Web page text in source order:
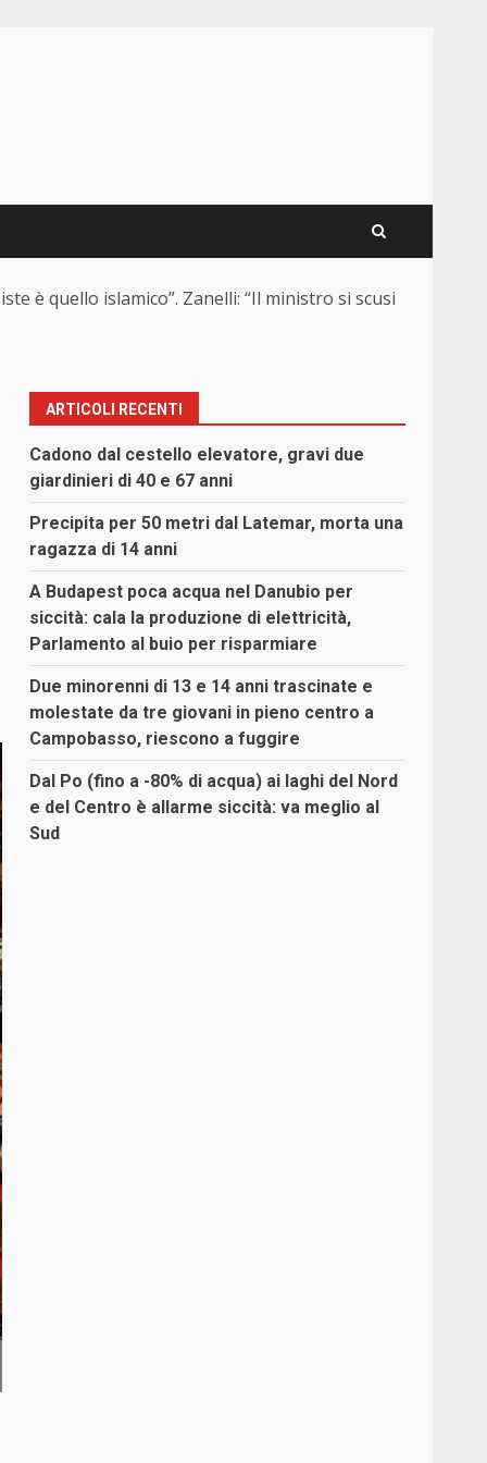
è quello islamico”. Zanelli: “Il ministro si scusi
ARTICOLI RECENTI
Cadono dal cestello elevatore, gravi due
giardinieri di 40 e 67 anni
Precipita per 50 metri dal Latemar, morta una
ragazza di 14 anni
A Budapest poca acqua nel Danubio per
siccità: cala la produzione di elettricità,
Parlamento al buio per risparmiare
Due minorenni di 13 e 14 anni trascinate e
molestate da tre giovani in pieno centro a
Campobasso, riescono a fuggire
Dal Po (fino a -80% di acqua) ai laghi del Nord
e del Centro è allarme siccità: va meglio al
Sud